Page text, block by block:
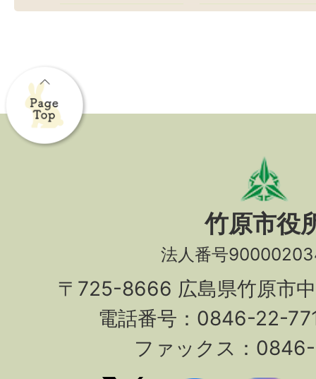
竹原市役
法人番号
〒725-8666 広島県竹原市
電話番号：0846-22-
ファックス：